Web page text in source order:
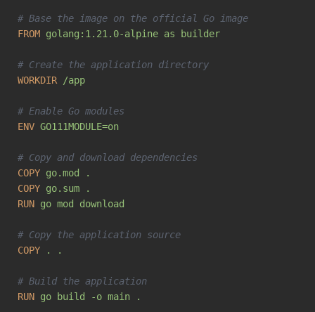
# Base the image on the official Go image
FROM golang:1.21.0-alpine as builder
# Create the application directory
WORKDIR
/app
# Enable Go modules
ENV GO111MODULE=on
# Copy and download dependencies
COPY go.mod .
COPY go.sum .
RUN go mod download
# Copy the application source
COPY
. .
# Build the application
RUN go build -o main .